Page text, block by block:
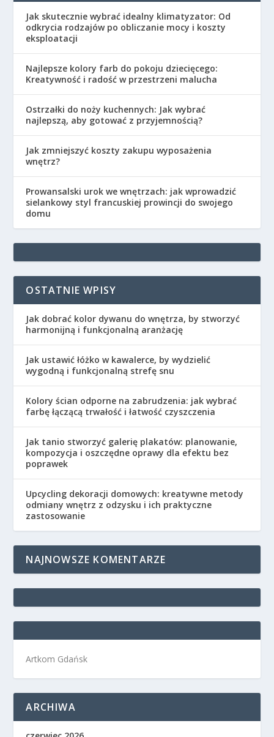
Jak skutecznie wybrać idealny klimatyzator: Od
odkrycia rodzajów po obliczanie mocy i koszty
eksploatacji
Najlepsze kolory farb do pokoju dziecięcego:
Kreatywność i radość w przestrzeni malucha
Ostrzałki do noży kuchennych: Jak wybrać
najlepszą, aby gotować z przyjemnością?
Jak zmniejszyć koszty zakupu wyposażenia
wnętrz?
Prowansalski urok we wnętrzach: jak wprowadzić
sielankowy styl francuskiej prowincji do swojego
domu
OSTATNIE WPISY
Jak dobrać kolor dywanu do wnętrza, by stworzyć
harmonijną i funkcjonalną aranżację
Jak ustawić łóżko w kawalerce, by wydzielić
wygodną i funkcjonalną strefę snu
Kolory ścian odporne na zabrudzenia: jak wybrać
farbę łączącą trwałość i łatwość czyszczenia
Jak tanio stworzyć galerię plakatów: planowanie,
kompozycja i oszczędne oprawy dla efektu bez
poprawek
Upcycling dekoracji domowych: kreatywne metody
odmiany wnętrz z odzysku i ich praktyczne
zastosowanie
NAJNOWSZE KOMENTARZE
Artkom Gdańsk
ARCHIWA